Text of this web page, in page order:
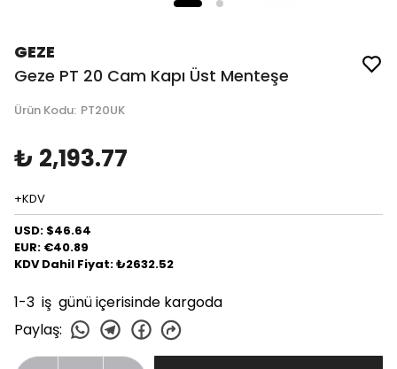
GEZE
Geze PT 20 Cam Kapı Üst Menteşe
Ürün Kodu: PT20UK
₺ 2,193.77
+KDV
USD: $46.64
EUR: €40.89
KDV Dahil Fiyat: ₺2632.52
1-3 iş günü içerisinde kargoda
Paylaş: